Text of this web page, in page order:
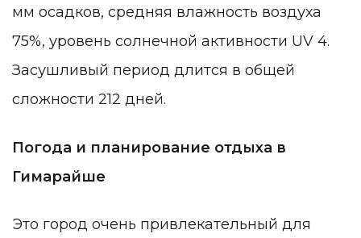
мм осадков, средняя влажность воздуха
75%, уровень солнечной активности UV 4.
Засушливый период длится в общей
сложности 212 дней.
Погода и планирование отдыха в
Гимарайше
Это город очень привлекательный для